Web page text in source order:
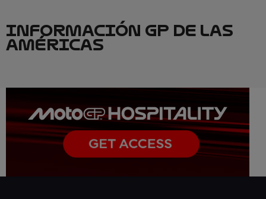
INFORMACIÓN GP DE LAS
AMÉRICAS